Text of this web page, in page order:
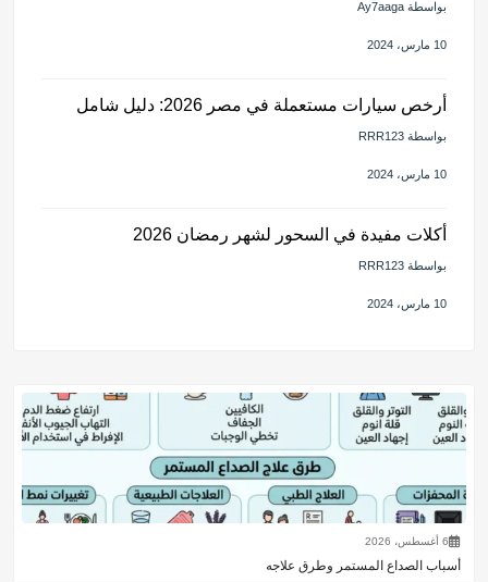
6 أغسطس، 2026
أسباب الصداع المستمر وطرق علاجه
بواسطة Ay7aaga
10 مارس، 2024
أرخص سيارات مستعملة في مصر 2026: دليل شامل
بواسطة RRR123
10 مارس، 2024
أكلات مفيدة في السحور لشهر رمضان 2026
بواسطة RRR123
10 مارس، 2024